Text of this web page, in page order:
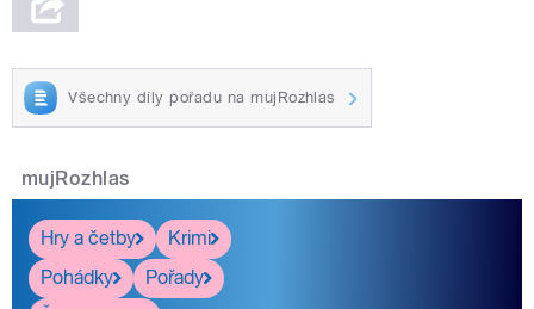
Všechny díly pořadu na mujRozhlas
mujRozhlas
Hry a četby
Krimi
Pohádky
Pořady